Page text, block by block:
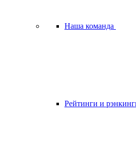
Наша команда
Рейтинги и